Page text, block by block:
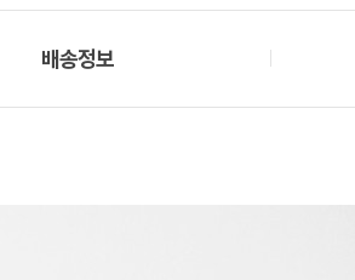
배송정보